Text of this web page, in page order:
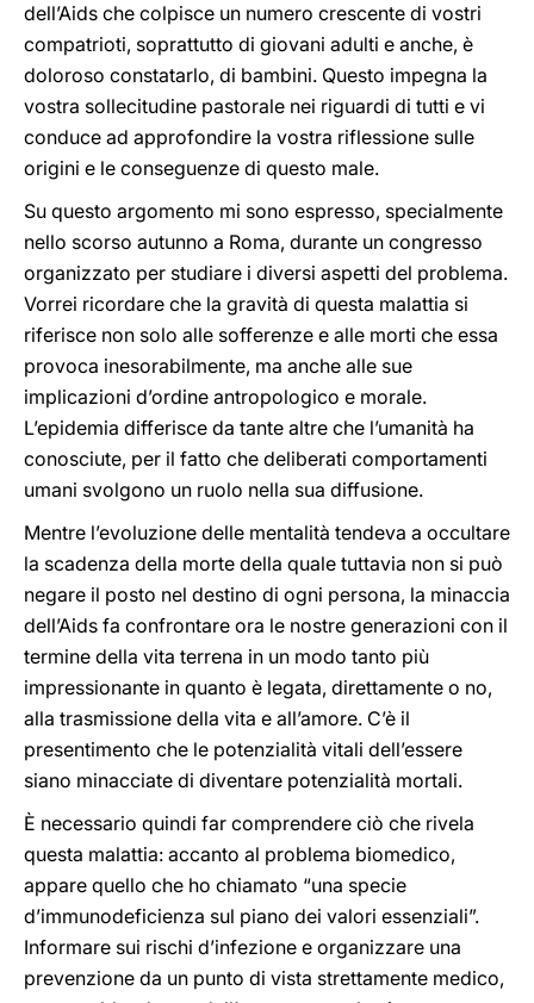
dell’Aids che colpisce un numero crescente di vostri
compatrioti, soprattutto di giovani adulti e anche, è
doloroso constatarlo, di bambini. Questo impegna la
vostra sollecitudine pastorale nei riguardi di tutti e vi
conduce ad approfondire la vostra riflessione sulle
origini e le conseguenze di questo male.
Su questo argomento mi sono espresso, specialmente
nello scorso autunno a Roma, durante un congresso
organizzato per studiare i diversi aspetti del problema.
Vorrei ricordare che la gravità di questa malattia si
riferisce non solo alle sofferenze e alle morti che essa
provoca inesorabilmente, ma anche alle sue
implicazioni d’ordine antropologico e morale.
L’epidemia differisce da tante altre che l’umanità ha
conosciute, per il fatto che deliberati comportamenti
umani svolgono un ruolo nella sua diffusione.
Mentre l’evoluzione delle mentalità tendeva a occultare
la scadenza della morte della quale tuttavia non si può
negare il posto nel destino di ogni persona, la minaccia
dell’Aids fa confrontare ora le nostre generazioni con il
termine della vita terrena in un modo tanto più
impressionante in quanto è legata, direttamente o no,
alla trasmissione della vita e all’amore. C’è il
presentimento che le potenzialità vitali dell’essere
siano minacciate di diventare potenzialità mortali.
È necessario quindi far comprendere ciò che rivela
questa malattia: accanto al problema biomedico,
appare quello che ho chiamato “una specie
d’immunodeficienza sul piano dei valori essenziali”.
Informare sui rischi d’infezione e organizzare una
prevenzione da un punto di vista strettamente medico,